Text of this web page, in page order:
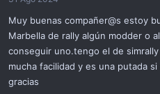
Muy buenas compañer@s estoy
Marbella de rally algún modder o
conseguir uno.tengo el de
mucha facilidad y es una putada
gracias